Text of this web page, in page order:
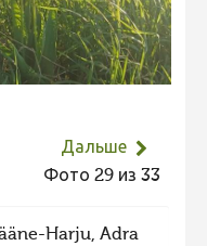
Дальше
Фото 29 из 33
Harju, Adra